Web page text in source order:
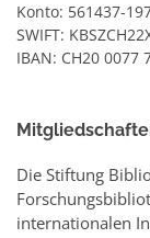
Konto: 561437-
SWIFT:
IBAN: CH20 0077
Die Stiftung
internationalen